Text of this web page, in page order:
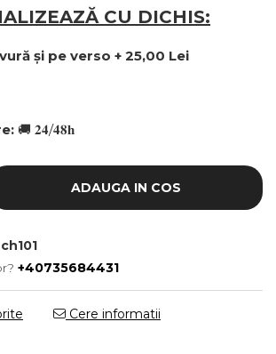
de Portelan
CU DICHIS:
și pe verso + 25,00 Lei
🚚 𝟐𝟒/𝟒𝟖𝐡
ADAUGA IN COS
+40735684431
Cere informatii